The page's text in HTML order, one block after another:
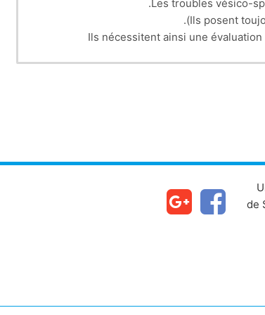
Les troubles vésico-
Ils posent
Ils nécessitent ainsi une
de